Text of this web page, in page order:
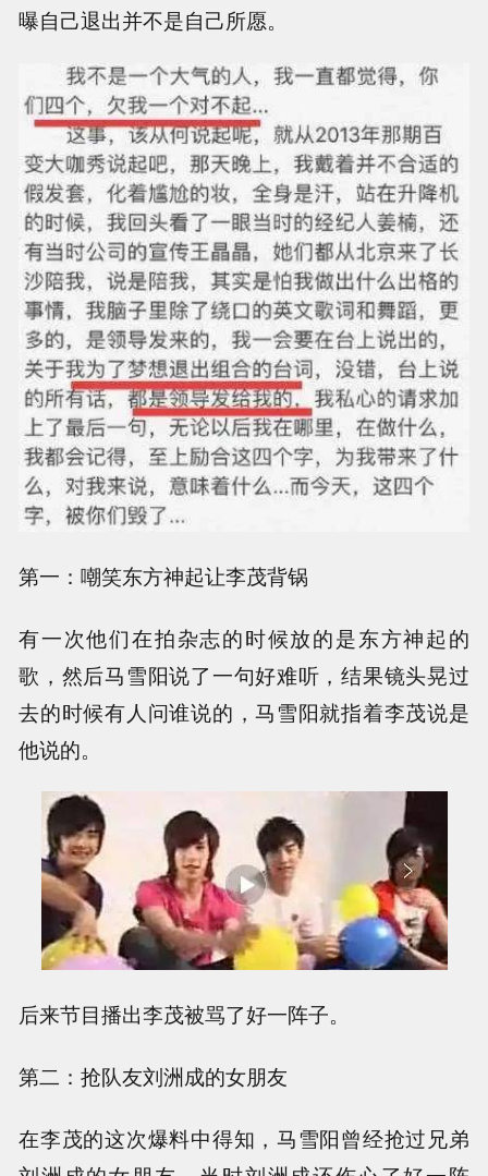
曝自己退出并不是自己所愿。
第一：嘲笑东方神起让李茂背锅
有一次他们在拍杂志的时候放的是东方神起的
歌，然后马雪阳说了一句好难听，结果镜头晃过
去的时候有人问谁说的，马雪阳就指着李茂说是
他说的。
后来节目播出李茂被骂了好一阵子。
第二：抢队友刘洲成的女朋友
在李茂的这次爆料中得知，马雪阳曾经抢过兄弟